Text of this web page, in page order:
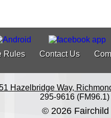
Rules Contact Us
Hazelbridge Way,
295-9616 (FM96.1)
© 2026 Fairchild